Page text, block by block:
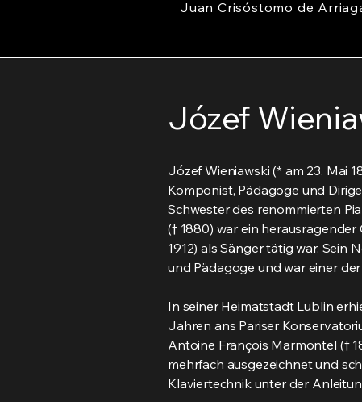
Juan Crisóstomo de
Józef
Józef Wieniawski (* am 23. Mai
Komponist, Pädagoge und
Schwester des renommierten
(† 1880) war ein
1912) als Sänger tätig war. Sein
und Pädagoge und war einer
In seiner Heimatstadt Lublin
Jahren ans Pariser
Antoine François Marmontel (†
mehrfach ausgezeichnet und
Klaviertechnik unter der